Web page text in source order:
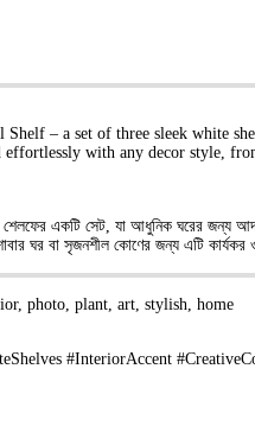
– a set of three sleek white
with any decor style,
শেলফের একটি সেট, যা আধুনিক ঘরের জন্য
ঘর বা সৃজনশীল কোণের জন্য এটি কার্যকর
photo, plant, art, stylish, home
#InteriorAccent